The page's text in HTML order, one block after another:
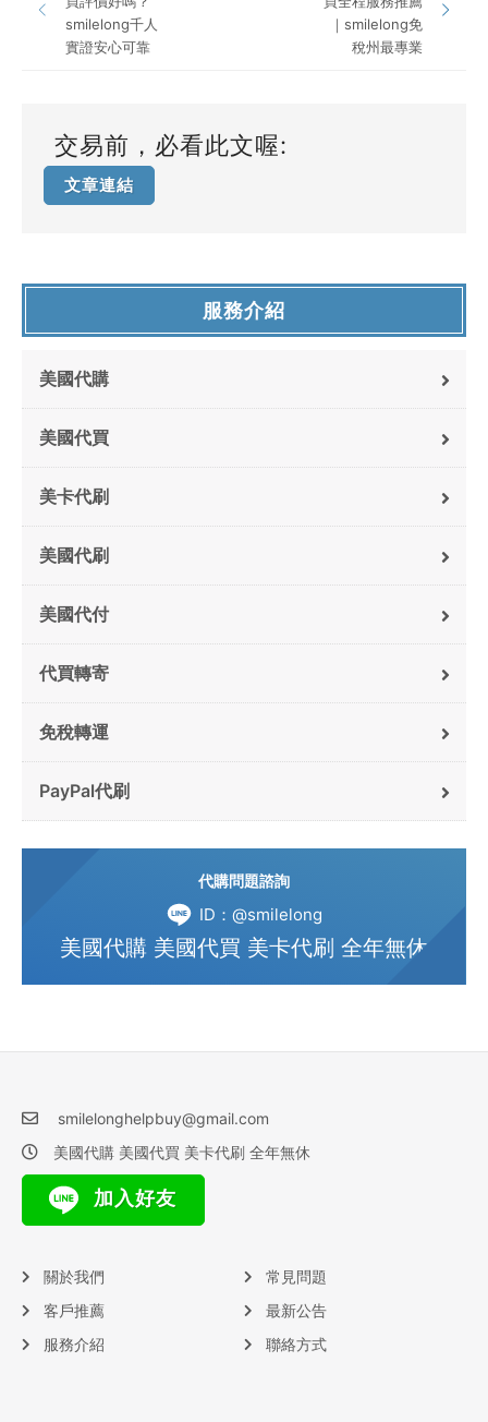
smilelong千人
實證安心可靠
｜smilelong免
稅州最專業
交易前，必看此文喔:
文章連結
服務介紹
美國代購
美國代買
美卡代刷
美國代刷
美國代付
代買轉寄
免稅轉運
PayPal代刷
代購問題諮詢
ID：@smilelong
美國代購 美國代買 美卡代刷 全年無休
smilelonghelpbuy@gmail.com
美國代購 美國代買 美卡代刷 全年無休
加入好友
關於我們
客戶推薦
服務介紹
常見問題
最新公告
聯絡方式